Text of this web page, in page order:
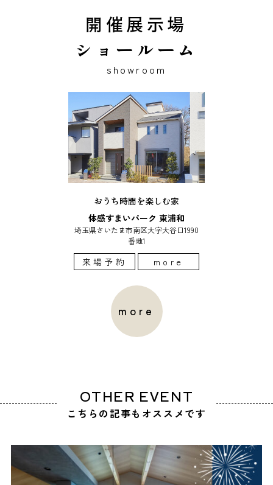
開催展示場
ショールーム
showroom
おうち時間を楽しむ家
体感すまいパーク 東浦和
埼玉県さいたま市南区大字大谷口1990
番地1
来場予約 more
more
OTHER EVENT
こちらの記事もオススメです